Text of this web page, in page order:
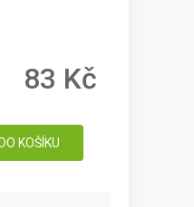
83 Kč
DO KOŠÍKU